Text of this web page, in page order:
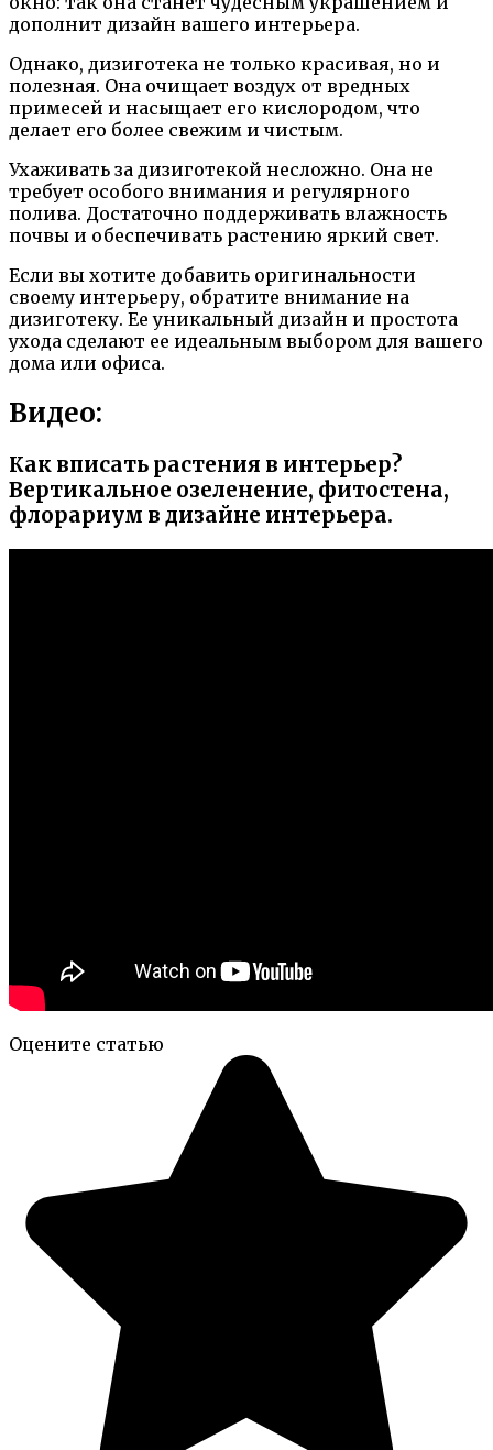
дополнит дизайн вашего интерьера.
Однако, дизиготека не только красивая, но и
полезная. Она очищает воздух от вредных
примесей и насыщает его кислородом, что
делает его более свежим и чистым.
Ухаживать за дизиготекой несложно. Она не
требует особого внимания и регулярного
полива. Достаточно поддерживать влажность
почвы и обеспечивать растению яркий свет.
Если вы хотите добавить оригинальности
своему интерьеру, обратите внимание на
дизиготеку. Ее уникальный дизайн и простота
ухода сделают ее идеальным выбором для вашего
дома или офиса.
Видео:
Как вписать растения в интерьер?
Вертикальное озеленение, фитостена,
флорариум в дизайне интерьера.
Оцените статью